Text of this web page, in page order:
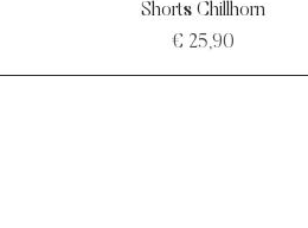
Shorts Chillhorn
Preis
€ 25,90